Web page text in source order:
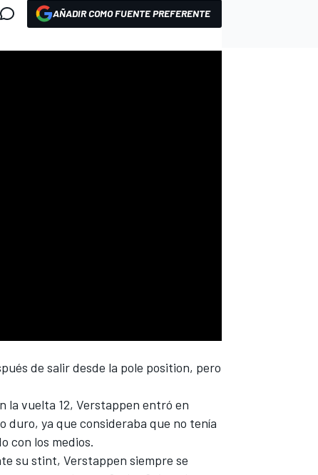
AÑADIR COMO FUENTE PREFERENTE
de salir desde la pole position, pero
la vuelta 12, Verstappen entró en
duro, ya que consideraba que no tenía
con los medios.
su stint, Verstappen siempre se